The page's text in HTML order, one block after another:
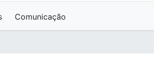
Comunicação